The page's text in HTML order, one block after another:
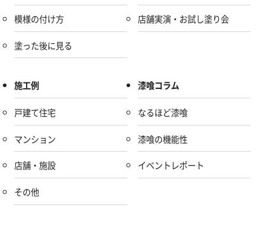
模様の付け方
塗った後に見る
店舗実演・お試し塗り会
施工例
戸建て住宅
マンション
店舗・施設
その他
漆喰コラム
なるほど漆喰
漆喰の機能性
イベントレポート